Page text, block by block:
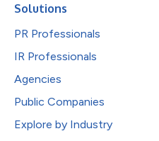
Solutions
PR Professionals
IR Professionals
Agencies
Public Companies
Explore by Industry